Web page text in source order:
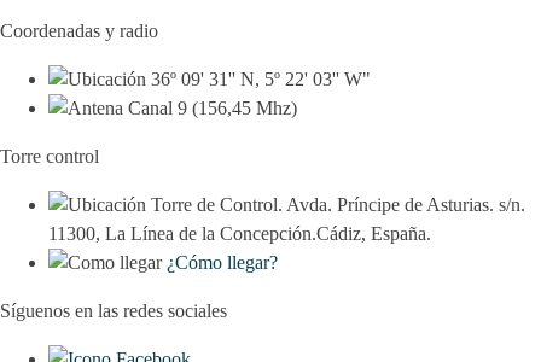
Coordenadas y radio
36º 09' 31'' N, 5º 22' 03'' W"
Canal 9 (156,45 Mhz)
Torre control
Torre de Control. Avda. Príncipe de Asturias. s/n.
11300, La Línea de la Concepción.Cádiz, España.
¿Cómo llegar?
Síguenos en las redes sociales